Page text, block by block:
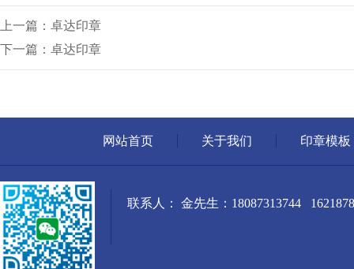
上一篇：卓达印章
下一篇：卓达印章
网站首页 关于我们 印章模板
联系人： 金先生：18087313744